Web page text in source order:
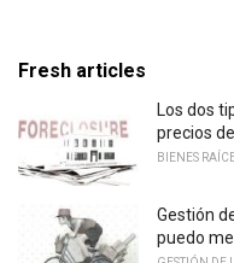
Fresh articles
Los dos
precios
BIENES
Gestión
puedo